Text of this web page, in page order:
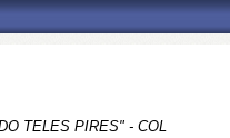
TELES PIRES" - COL